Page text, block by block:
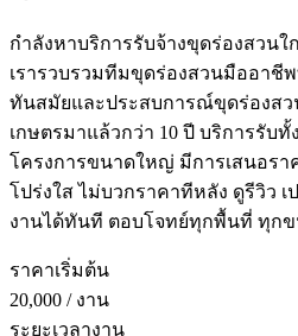
กำลังหาบริการรับจ้างขุดร่องสวนใ
เรารวบรวมทีมขุดร่องสวนมืออาชี
ทันสมัยและประสบการณ์ขุดร่องสว
เกษตรมาแล้วกว่า 10 ปี บริการรับทั้
โครงการขนาดใหญ่ มีการเสนอรา
โปร่งใส ไม่บวกราคาทีหลัง ดูรีวิว
งานได้ทันที ตอบโจทย์ทุกพื้นที่ ทุก
ราคาเริ่มต้น
20,000 / งาน
ระยะเวลางาน